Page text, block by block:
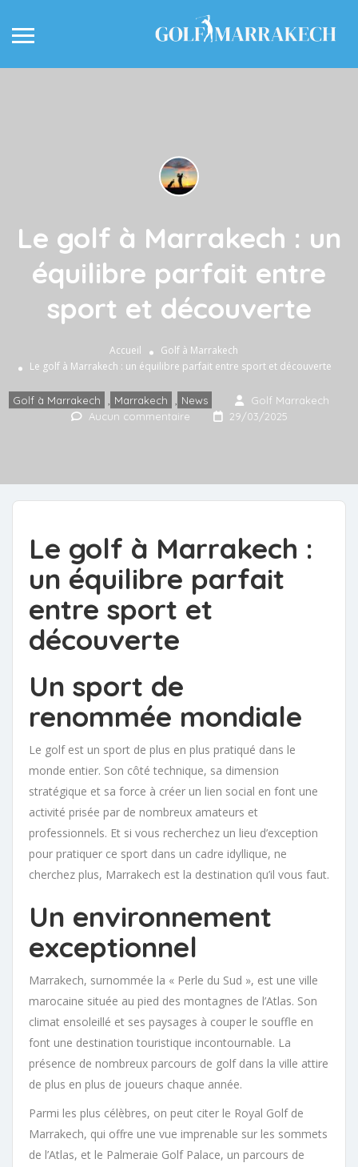
Le golf à Marrakech : un
équilibre parfait entre
sport et découverte
Accueil
Golf à Marrakech
Le golf à Marrakech : un équilibre parfait entre sport et découverte
Golf à Marrakech , Marrakech , News
Golf Marrakech
Aucun commentaire
29/03/2025
Le golf à Marrakech :
un équilibre parfait
entre sport et
découverte
Un sport de
renommée mondiale
Le golf est un sport de plus en plus pratiqué dans le
monde entier. Son côté technique, sa dimension
stratégique et sa force à créer un lien social en font une
activité prisée par de nombreux amateurs et
professionnels. Et si vous recherchez un lieu d’exception
pour pratiquer ce sport dans un cadre idyllique, ne
cherchez plus, Marrakech est la destination qu’il vous faut.
Un environnement
exceptionnel
Marrakech, surnommée la « Perle du Sud », est une ville
marocaine située au pied des montagnes de l’Atlas. Son
climat ensoleillé et ses paysages à couper le souffle en
font une destination touristique incontournable. La
présence de nombreux parcours de golf dans la ville attire
de plus en plus de joueurs chaque année.
Parmi les plus célèbres, on peut citer le Royal Golf de
Marrakech, qui offre une vue imprenable sur les sommets
de l’Atlas, et le Palmeraie Golf Palace, un parcours de